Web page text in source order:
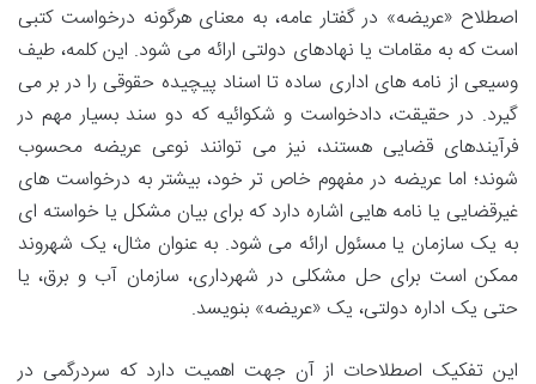
اصطلاح «عریضه» در گفتار عامه، به معنای هرگونه درخواست کتبی
است که به مقامات یا نهادهای دولتی ارائه می شود. این کلمه، طیف
وسیعی از نامه های اداری ساده تا اسناد پیچیده حقوقی را در بر می
گیرد. در حقیقت، دادخواست و شکوائیه که دو سند بسیار مهم در
فرآیندهای قضایی هستند، نیز می توانند نوعی عریضه محسوب
شوند؛ اما عریضه در مفهوم خاص تر خود، بیشتر به درخواست های
غیرقضایی یا نامه هایی اشاره دارد که برای بیان مشکل یا خواسته ای
به یک سازمان یا مسئول ارائه می شود. به عنوان مثال، یک شهروند
ممکن است برای حل مشکلی در شهرداری، سازمان آب و برق، یا
حتی یک اداره دولتی، یک «عریضه» بنویسد.
این تفکیک اصطلاحات از آن جهت اهمیت دارد که سردرگمی در